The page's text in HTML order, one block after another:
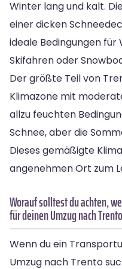
Winter lang und kalt.
einer dicken
ideale Bedingungen
Skifahren oder
Der größte Teil von
Klimazone mit
allzu feuchten
Schnee, aber die
Dieses gemäßigte
angenehmen Ort zum
Worauf solltest du achten,
für deinen Umzug nach
Wenn du ein
Umzug nach Trento